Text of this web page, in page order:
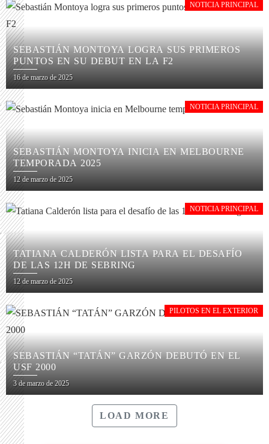
NOTICIA PRINCIPAL
SEBASTIÁN MONTOYA LOGRA SUS PRIMEROS
PUNTOS EN SU DEBUT EN LA F2
16 de marzo de 2025
NOTICIA PRINCIPAL
SEBASTIÁN MONTOYA INICIA EN MELBOURNE
TEMPORADA 2025
12 de marzo de 2025
NOTICIA PRINCIPAL
TATIANA CALDERÓN LISTA PARA EL DESAFÍO
DE LAS 12H DE SEBRING
12 de marzo de 2025
PILOTOS EN EL EXTERIOR
SEBASTIÁN “TATÁN” GARZÓN DEBUTÓ EN EL
USF 2000
3 de marzo de 2025
LOAD MORE